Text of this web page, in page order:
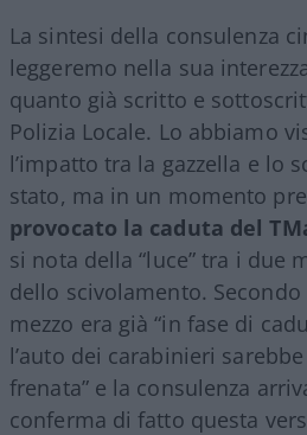
La sintesi della consulenza
leggeremo nella sua
quanto già scritto e
Polizia Locale. Lo abbiamo
l’impatto tra la gazzella e lo
stato, ma in un momento
provocato la caduta del
si nota della “luce” tra i due
dello scivolamento.
mezzo era già “in fase di
l’auto dei carabinieri
frenata” e la consulenza
conferma di fatto questa